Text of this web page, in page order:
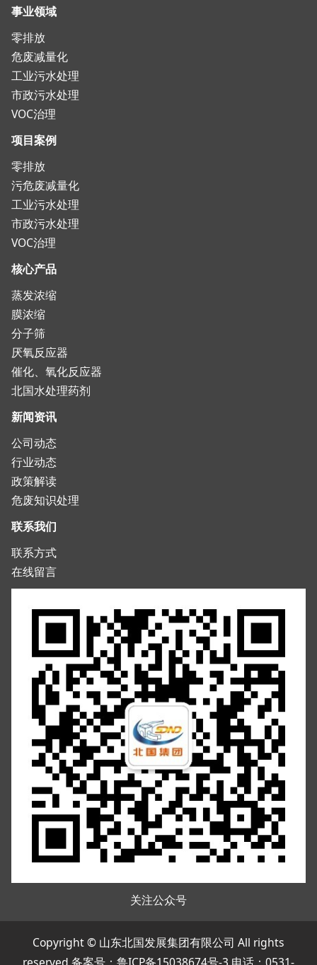
事业领域
零排放
危废减量化
工业污水处理
市政污水处理
VOC治理
项目案例
零排放
污危废减量化
工业污水处理
市政污水处理
VOC治理
核心产品
蒸发浓缩
膜浓缩
分子筛
厌氧反应器
催化、氧化反应器
北国水处理药剂
新闻资讯
公司动态
行业动态
政策解读
危废知识处理
联系我们
联系方式
在线留言
关注公众号
Copyright © 山东北国发展集团有限公司 All rights